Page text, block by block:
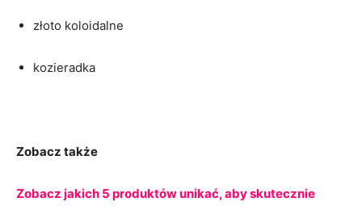
złoto koloidalne
kozieradka
Zobacz także
Zobacz jakich 5 produktów unikać, aby skutecznie